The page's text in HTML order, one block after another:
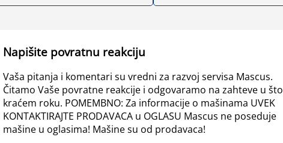
Napišite povratnu reakciju
Vaša pitanja i komentari su vredni za razvoj servisa Mascus.
Čitamo Vaše povratne reakcije i odgovaramo na zahteve u što
kraćem roku. POMEMBNO: Za informacije o mašinama UVEK
KONTAKTIRAJTE PRODAVACA u OGLASU Mascus ne poseduje
mašine u oglasima! Mašine su od prodavaca!